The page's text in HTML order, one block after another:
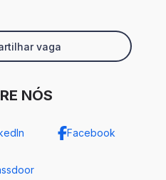
vaga
NÓS
Facebook